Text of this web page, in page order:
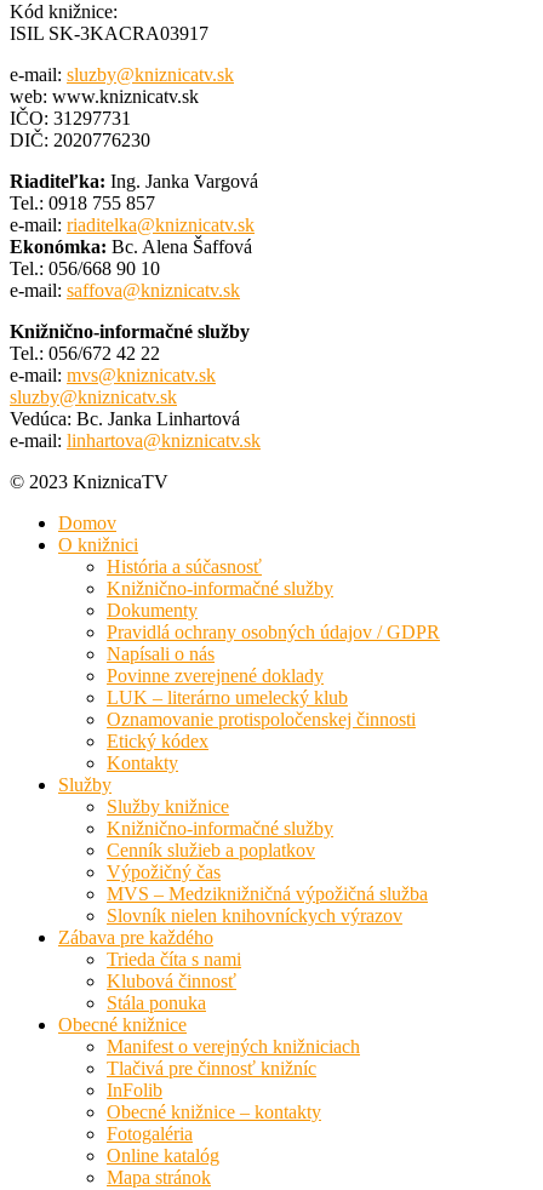
Kód knižnice:
ISIL SK-3KACRA03917
e-mail: sluzby@kniznicatv.sk
web: www.kniznicatv.sk
IČO: 31297731
DIČ: 2020776230
Riaditeľka: Ing. Janka Vargová
Tel.: 0918 755 857
e-mail: riaditelka@kniznicatv.sk
Ekonómka: Bc. Alena Šaffová
Tel.: 056/668 90 10
e-mail: saffova@kniznicatv.sk
Knižnično-informačné služby
Tel.: 056/672 42 22
e-mail: mvs@kniznicatv.sk
sluzby@kniznicatv.sk
Vedúca: Bc. Janka Linhartová
e-mail: linhartova@kniznicatv.sk
© 2023 KniznicaTV
Domov
O knižnici
História a súčasnosť
Knižnično-informačné služby
Dokumenty
Pravidlá ochrany osobných údajov / GDPR
Napísali o nás
Povinne zverejnené doklady
LUK – literárno umelecký klub
Oznamovanie protispoločenskej činnosti
Etický kódex
Kontakty
Služby
Služby knižnice
Knižnično-informačné služby
Cenník služieb a poplatkov
Výpožičný čas
MVS – Medziknižničná výpožičná služba
Slovník nielen knihovníckych výrazov
Zábava pre každého
Trieda číta s nami
Klubová činnosť
Stála ponuka
Obecné knižnice
Manifest o verejných knižniciach
Tlačivá pre činnosť knižníc
InFolib
Obecné knižnice – kontakty
Fotogaléria
Online katalóg
Mapa stránok